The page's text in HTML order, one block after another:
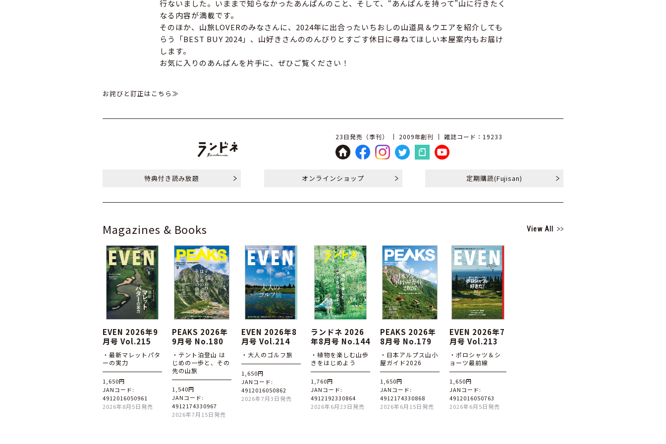
行ないました。いままで知らなかったあんぱんのこと、そして、“あんぱんを持って”山に行きたく
なる内容が満載です。
そのほか、山旅LOVERのみなさんに、2024年に出合ったいちおしの山道具＆ウエアを紹介しても
らう「BEST BUY 2024」、山好きさんののんびりとすごす休日に尋ねてほしい本屋案内もお届け
します。
お気に入りのあんぱんを片手に、ぜひご覧ください！
お詫びと訂正はこちら≫
23日発売（季刊） 2009年創刊 雑誌コード：19233
特典付き読み放題 オンラインショップ 定期購読(Fujisan)
Magazines & Books View All
EVEN 2026年9
月号 Vol.215
・最新マレットパタ
ーの実力
1,650円
JANコード:
4912016050961
2026年8月5日発売
PEAKS 2026年
9月号 No.180
・テント泊登山 は
じめの一歩と、その
先の山旅
1,540円
JANコード:
4912174330967
2026年7月15日発売
EVEN 2026年8
月号 Vol.214
・大人のゴルフ旅
1,650円
JANコード:
4912016050862
2026年7月3日発売
ランドネ 2026
年8月号 No.144
・植物を楽しむ山歩
きをはじめよう
1,760円
JANコード:
4912192330864
2026年6月23日発売
PEAKS 2026年
8月号 No.179
・日本アルプス山小
屋ガイド2026
1,650円
JANコード:
4912174330868
2026年6月15日発売
EVEN 2026年7
月号 Vol.213
・ポロシャツ＆シ
ョーツ最前線
1,650円
JANコード:
4912016050763
2026年6月5日発売